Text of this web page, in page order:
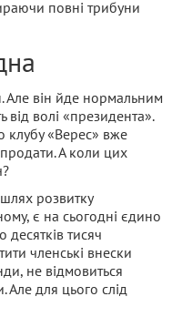
повні трибуни
він йде нормальним
волі «президента».
клубу «Верес» вже
А коли цих
розвитку
є на сьогодні єдино
тисяч
членські внески
не відмовиться
Але для цього слід